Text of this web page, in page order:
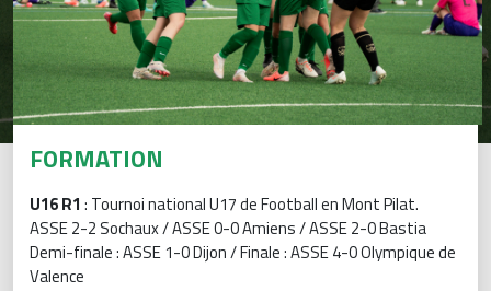
FORMATION
U16 R1 : Tournoi national U17 de Football en Mont Pilat.
ASSE 2-2 Sochaux / ASSE 0-0 Amiens / ASSE 2-0 Bastia
Demi-finale : ASSE 1-0 Dijon / Finale : ASSE 4-0 Olympique de
Valence